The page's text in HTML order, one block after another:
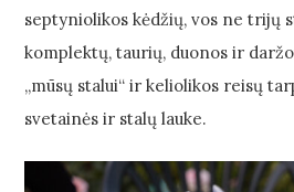
septyniolikos kėdžių, vos ne trijų
komplektų, taurių, duonos ir
„mūsų stalui“ ir keliolikos reisų
svetainės ir stalų lauke.